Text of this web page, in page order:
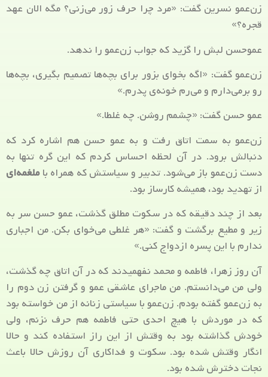
زن‌عمو نسرین گفت: «مرد چرا حرف زور می‌زنی؟ مگه الان عهد
قجره؟»
عموحسن لبش را گزید که جواب زن‌عمو را ندهد.
زن‌عمو گفت: «اگه بخوای بزور برای بچه‌ها تصمیم بگیری، بچه‌ها
رو برمی‌دارم و می‌رم خونه‌ی پدرم.»
عمو حسن گفت: «چشمم روشن. چه غلطا.»
زن‌عمو به سمت اتاق رفت و به عمو حسن هم اشاره کرد که
دنبالش برود. در آن لحظه احساس کردم که این گره تنها به
دست زن‌عمو باز می‌شود. تدبیر و سیاستش که همراه باملغمه‌ای
از تهدید بود، همیشه کارساز بود.
بعد از چند دقیقه که در سکوت مطلق گذشت، عمو حسن سر به
زیر و مطیع برگشت و گفت: «هر غلطی می‌خوای بکن. من اجباری
ندارم با این پسره ازدواج کنی.»
آن روز زهرا، فاطمه و محمد نفهمیدند که در آن اتاق چه گذشت،
ولی من می‌دانستم. من ماجرای عاشقی عمو و گرفتن زن دوم را
به زن‌عمو گفته بودم. زن‌عمو با سیاستی زنانه از من خواسته بود
که در موردش با هیچ احدی حتی فاطمه هم حرف نزنم، ولی
خودش گذاشته بود به وقتش از این راز استفاده کند و حالا
انگار وقتش شده بود. سکوت و فداکاری‌ آن روزش حالا باعث
نجات دخترش شده بود.